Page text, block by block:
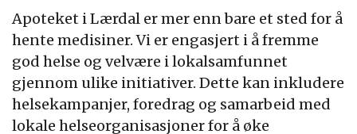
Apoteket i Lærdal er mer enn bare et sted for å
hente medisiner. Vi er engasjert i å fremme
god helse og velvære i lokalsamfunnet
gjennom ulike initiativer. Dette kan inkludere
helsekampanjer, foredrag og samarbeid med
lokale helseorganisasjoner for å øke